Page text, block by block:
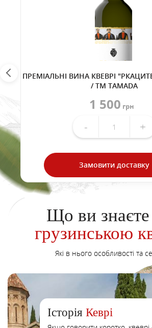
ПРЕМІАЛЬНІ ВИНА КВЕВРІ
/ TM TAMADA
1 500 грн
- +
Замовити доставку
Що ви
грузинською
Які в нього особливості та
Історія Кеврі